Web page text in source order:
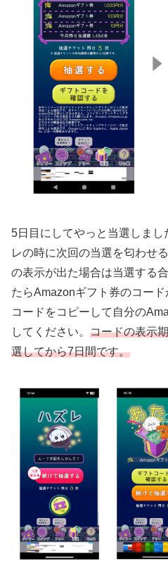
5日目にしてやっと当選しま
レの時に次回の当選を匂わせ
の表示が出た場合は当選する
たらAmazonギフト券のコード
コードをコピーして自分の
してください。 コードの表示
選してから7日間です。